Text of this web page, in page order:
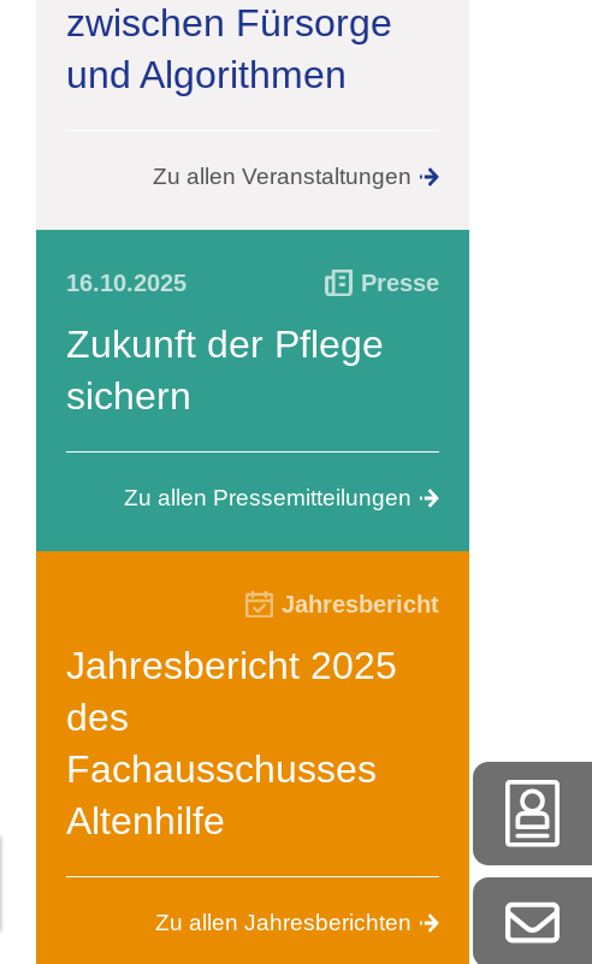
zwischen Fürsorge
und Algorithmen
Zu allen Veranstaltungen
16.10.2025 Presse
Zukunft der Pflege
sichern
Zu allen Pressemitteilungen
Jahresbericht
Jahresbericht 2025
des
Fachausschusses
Altenhilfe
Zu allen Jahresberichten